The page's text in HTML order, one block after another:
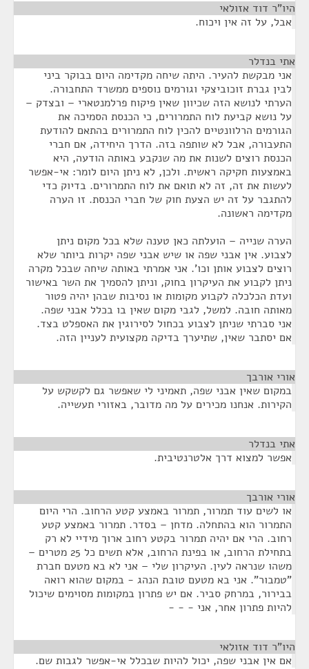
היו"ר דוד אזולאי
אבל, על זה אין ויכוח.
אתי בנדלר
אני מבקשת להעיר. היתה שיחה מקדימה היום בבוקר ביני
לבין גברת זוכוביצקי וגורמים נוספים ממשרד התחבורה.
הערתי לנושא הזה שכיוון שאין פיקוח פרלמנטארי – ובצדק –
על נושא קביעת לוח התמרורים, כי הכנסת הסמיכה את
הגורמים הרלוונטיים להכין לוח התמרורים בהתאם להודעת
התעבורה, אבל לא שותפה בזה. הדרך היחידה, אם חברי
הכנסת רוצים לשנות את מה שנקבע באותה הודעה, היא
באמצעות חקיקה ראשית. ולכן, לא ניתן היום לומר: אי-אפשר
לעשות את זה, זה לא תואם את לוח התמרורים. בדיוק כדי
להתגבר על זה יש הצעת חוק של חברי הכנסת. זו הערה
מקדימה ראשונה.
הערה שנייה – הועלתה כאן טענה שלא בכל מקום ניתן
לצבוע. אין אבני שפה או שיש אבני שפה יקרות ביותר שלא
רוצים לצבוע אותן וכו'. אני אמרתי באותה שיחה שבכל מקרה
ניתן לקבוע את העיקרון בחוק, וניתן להסמיך את השר באישור
ועדת הכלכלה לקבוע מקומות או נסיבות שבהן יהיה פטור
מאותה חובה. למשל, לגבי מקום שאין בו בכלל אבני שפה.
אני סברתי שניתן לצבוע בכחול לסירוגין את האספלט בצד.
אם יסתבר שאין, שתיערך בדיקה מקצועית לעניין הזה.
אורי אורבך
במקום שאין אבני שפה, תאמיני לי שאפשר גם לקשקש על
הקירות. אנחנו מכירים על מה מדובר, באזורי תעשייה.
אתי בנדלר
אפשר למצוא דרך אלטרנטיבית.
אורי אורבך
או לשים עוד תמרור, תמרור באמצע קטע הרחוב. הרי היום
התמרור הוא בהתחלה. מדחן – בסדר. תמרור באמצע קטע
רחוב. הרי אם יהיה תמרור בקטע רחוב ארוך מידיי לא רק
בתחילת הרחוב, או בפינת הרחוב, אלא תשים כל 25 מטרים –
משהו שנראה לעין. העיקרון שלי – אני לא בא מטעם חברת
"טמבור". אני בא מטעם טובת הנהג - במקום שהוא רואה
בבירור, במרחק סביר. אם יש פתרון במקומות מסוימים שיכול
להיות פתרון אחר, אני - - -
היו"ר דוד אזולאי
אם אין אבני שפה, יכול להיות שבכלל אי-אפשר לגבות שם.